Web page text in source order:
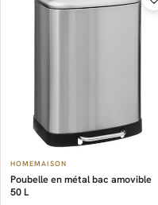
HOMEMAISON
Poubelle en métal bac amovible
50 L